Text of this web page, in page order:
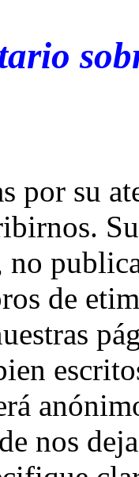
por su
no
de
nos